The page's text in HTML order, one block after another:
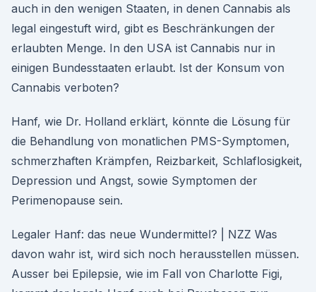
auch in den wenigen Staaten, in denen Cannabis als
legal eingestuft wird, gibt es Beschränkungen der
erlaubten Menge. In den USA ist Cannabis nur in
einigen Bundesstaaten erlaubt. Ist der Konsum von
Cannabis verboten?
Hanf, wie Dr. Holland erklärt, könnte die Lösung für
die Behandlung von monatlichen PMS-Symptomen,
schmerzhaften Krämpfen, Reizbarkeit, Schlaflosigkeit,
Depression und Angst, sowie Symptomen der
Perimenopause sein.
Legaler Hanf: das neue Wundermittel? | NZZ Was
davon wahr ist, wird sich noch herausstellen müssen.
Ausser bei Epilepsie, wie im Fall von Charlotte Figi,